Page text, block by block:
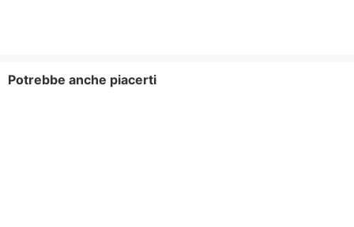
Potrebbe anche piacerti